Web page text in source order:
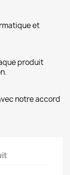
et
produit
notre accord